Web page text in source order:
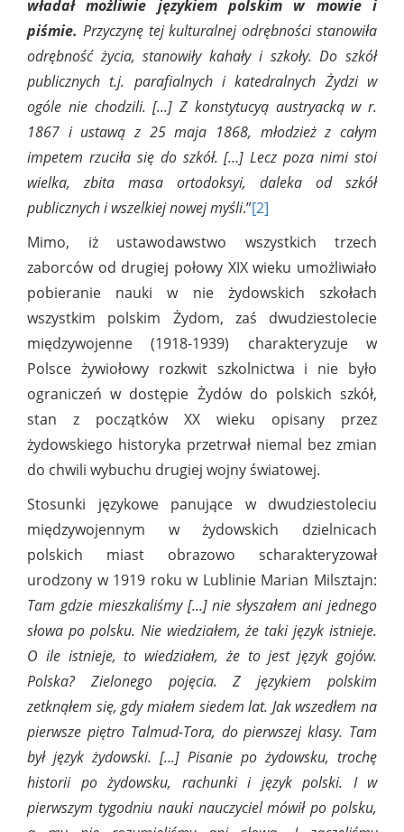
władał możliwie językiem polskim w mowie i
piśmie. Przyczynę tej kulturalnej odrębności stanowiła
odrębność życia, stanowiły kahały i szkoły. Do szkół
publicznych t.j. parafialnych i katedralnych Żydzi w
ogóle nie chodzili. [...] Z konstytucyą austryacką w r.
1867 i ustawą z 25 maja 1868, młodzież z całym
impetem rzuciła się do szkół. […] Lecz poza nimi stoi
wielka, zbita masa ortodoksyi, daleka od szkół
publicznych i wszelkiej nowej myśli.”[2]
Mimo, iż ustawodawstwo wszystkich trzech
zaborców od drugiej połowy XIX wieku umożliwiało
pobieranie nauki w nie żydowskich szkołach
wszystkim polskim Żydom, zaś dwudziestolecie
międzywojenne (1918-1939) charakteryzuje w
Polsce żywiołowy rozkwit szkolnictwa i nie było
ograniczeń w dostępie Żydów do polskich szkół,
stan z początków XX wieku opisany przez
żydowskiego historyka przetrwał niemal bez zmian
do chwili wybuchu drugiej wojny światowej.
Stosunki językowe panujące w dwudziestoleciu
międzywojennym w żydowskich dzielnicach
polskich miast obrazowo scharakteryzował
urodzony w 1919 roku w Lublinie Marian Milsztajn:
Tam gdzie mieszkaliśmy [...] nie słyszałem ani jednego
słowa po polsku. Nie wiedziałem, że taki język istnieje.
O ile istnieje, to wiedziałem, że to jest język gojów.
Polska? Zielonego pojęcia. Z językiem polskim
zetknąłem się, gdy miałem siedem lat. Jak wszedłem na
pierwsze piętro Talmud-Tora, do pierwszej klasy. Tam
był język żydowski. [...] Pisanie po żydowsku, trochę
historii po żydowsku, rachunki i język polski. I w
pierwszym tygodniu nauki nauczyciel mówił po polsku,